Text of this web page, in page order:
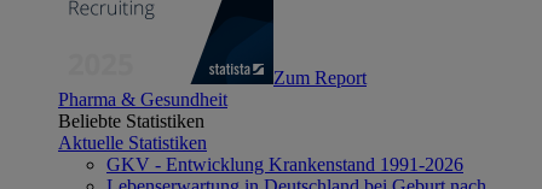
Zum Report
Pharma & Gesundheit
Beliebte Statistiken
Aktuelle Statistiken
GKV - Entwicklung Krankenstand 1991-2026